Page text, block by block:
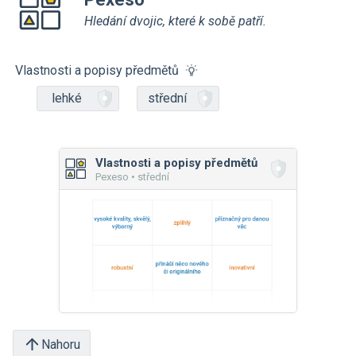
Hledání dvojic, které k sobě patří.
Vlastnosti a popisy předmětů
lehké
střední
Vlastnosti a popisy předmětů
Pexeso • střední
Nahoru